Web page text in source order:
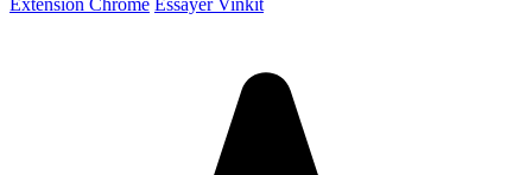
Extension Chrome Essayer Vinkit